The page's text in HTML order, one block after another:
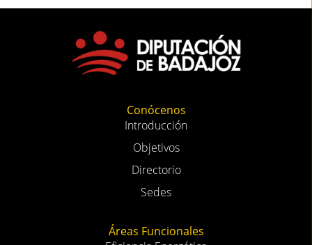
Conócenos
Introducción
Objetivos
Directorio
Sedes
Áreas Funcionales